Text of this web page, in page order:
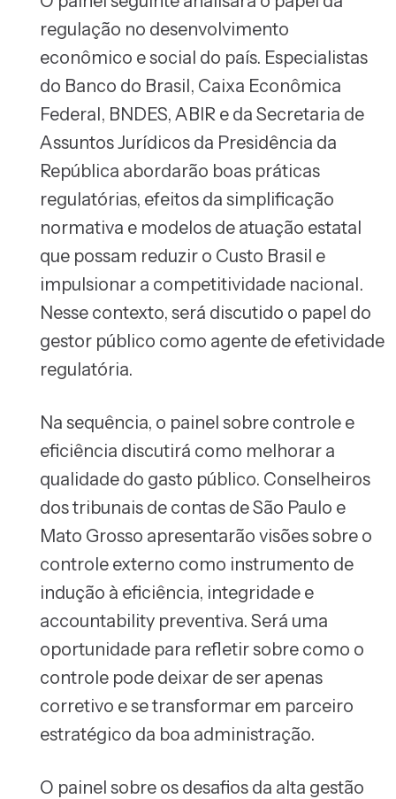
regulação no desenvolvimento
econômico e social do país. Especialistas
do Banco do Brasil, Caixa Econômica
Federal, BNDES, ABIR e da Secretaria de
Assuntos Jurídicos da Presidência da
República abordarão boas práticas
regulatórias, efeitos da simplificação
normativa e modelos de atuação estatal
que possam reduzir o Custo Brasil e
impulsionar a competitividade nacional.
Nesse contexto, será discutido o papel do
gestor público como agente de efetividade
regulatória.
Na sequência, o painel sobre controle e
eficiência discutirá como melhorar a
qualidade do gasto público. Conselheiros
dos tribunais de contas de São Paulo e
Mato Grosso apresentarão visões sobre o
controle externo como instrumento de
indução à eficiência, integridade e
accountability preventiva. Será uma
oportunidade para refletir sobre como o
controle pode deixar de ser apenas
corretivo e se transformar em parceiro
estratégico da boa administração.
O painel sobre os desafios da alta gestão